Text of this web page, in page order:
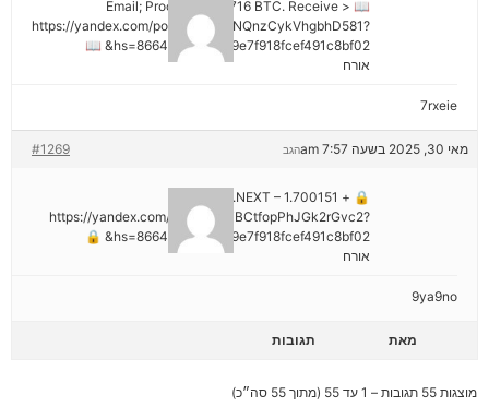
📖 Email; Process 1.913716 BTC. Receive >
https://yandex.com/poll/DCTzwgNQnzCykVhgbhD581?
hs=8664c520642b9e7f918fcef491c8bf02& 📖
אורח
7rxeie
מאי 30, 2025 בשעה 7:57 am #1269 הגב
🔒 + 1.700151 BTC.NEXT –
https://yandex.com/poll/HsemiBCtfopPhJGk2rGvc2?
hs=8664c520642b9e7f918fcef491c8bf02& 🔒
אורח
9ya9no
מאת תגובות
מוצגות 55 תגובות – 1 עד 55 (מתוך 55 סה״כ)